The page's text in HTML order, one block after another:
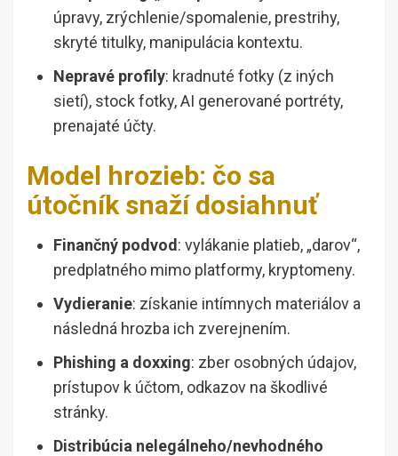
úpravy, zrýchlenie/spomalenie, prestrihy,
skryté titulky, manipulácia kontextu.
Nepravé profily: kradnuté fotky (z iných
sietí), stock fotky, AI generované portréty,
prenajaté účty.
Model hrozieb: čo sa
útočník snaží dosiahnuť
Finančný podvod : vylákanie platieb, „darov“,
predplatného mimo platformy, kryptomeny.
Vydieranie: získanie intímnych materiálov a
následná hrozba ich zverejnením.
Phishing a doxxing: zber osobných údajov,
prístupov k účtom, odkazov na škodlivé
stránky.
Distribúcia nelegálneho/nevhodného